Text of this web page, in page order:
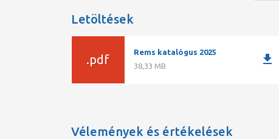
egyszerű kezelhetőség 26 nyelven
víz és levegő keverékkel való öblítés
fertőtlenítés, tisztítás, konzerválás
nyomáspróba, szivárgáspróba sűrített levegővel
nyomáspróba, szivárgáspróba vízzel
Letöltések
.pdf
Rems katalógus 2025
38,33 MB
download
Vélemények és értékelések